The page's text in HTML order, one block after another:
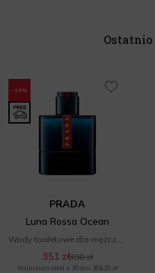
Ostatnio
-10%
PRADA
Luna Rossa Ocean
351 zł390 zł
Najniższa cena z 30 dni: 304,20 zł